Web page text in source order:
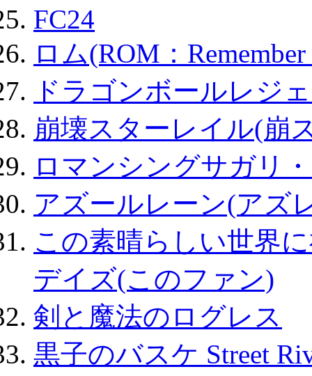
FC24
ロム(ROM：
ドラゴンボールレジ
崩壊スターレイル(崩
ロマンシングサガリ
アズールレーン(アズ
この素晴らしい世界
デイズ(このファン)
剣と魔法のログレス
黒子のバスケ Street